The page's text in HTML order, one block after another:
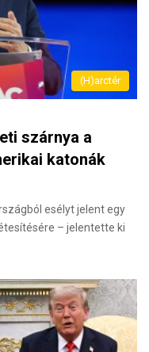
(H)arctér
szárnya a
katonák
esélyt jelent egy
– jelentette ki